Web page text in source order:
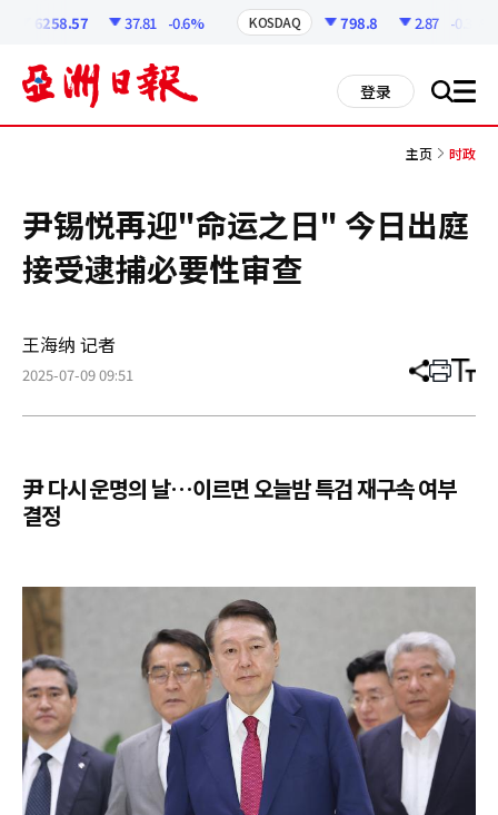
6258.57 37.81 -0.6% KOSDAQ 798.8 2.87 -0.36%
登录 搜 all
主页 时政
尹锡悦再迎"命运之日" 今日出庭
接受逮捕必要性审查
王海纳 记者
2025-07-09 09:51 分
章
打 调
小
尹 다시 운명의 날…이르면 오늘밤 특검 재구속 여부
결정